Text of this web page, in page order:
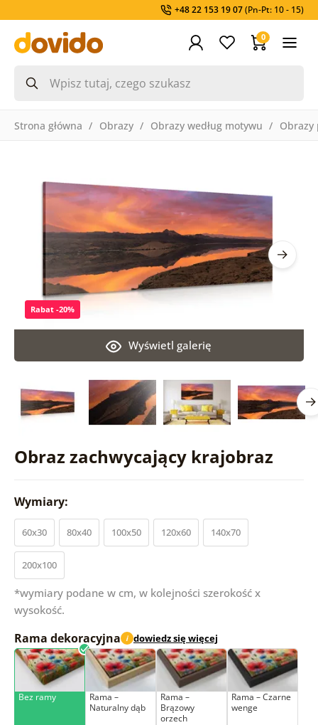
+48 22 153 19 07(Pn-Pt: 10 - 15)
0
Strona główna Obrazy Obrazy według motywu Obrazy
Obraz zachwycający krajobraz
Wyświetl galerię
Rabat -20%
Wymiary:
60x30 80x40 100x50 120x60 140x70
200x100
*wymiary podane w cm, w kolejności szerokość x
wysokość.
Rama dekoracyjna i dowiedz się więcej
Bez ramy
Rama –
Naturalny dąb
Rama –
Brązowy
orzech
Rama – Czarne
wenge